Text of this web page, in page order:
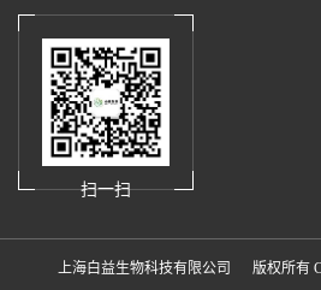
扫一扫
上海白益生物科技有限公司 版权所有